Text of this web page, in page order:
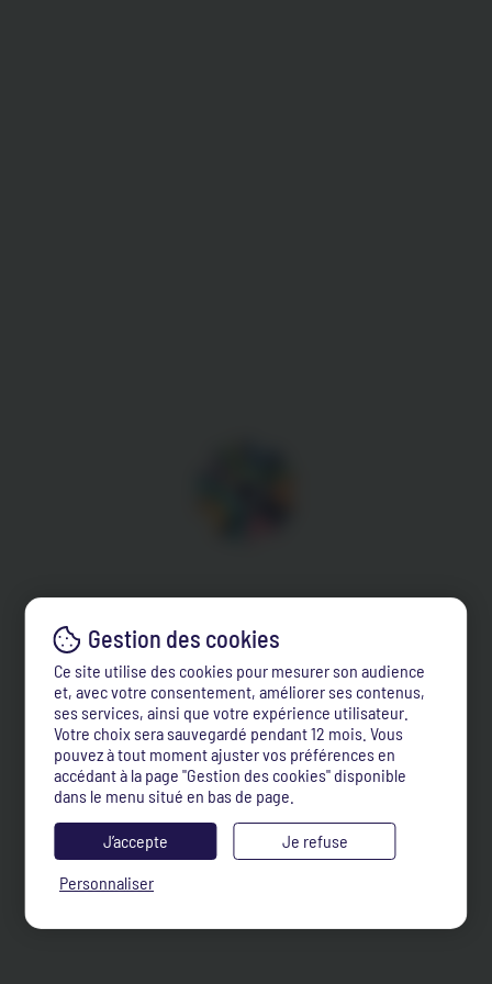
Ce site utilise des cookies pour mesurer son audience
et, avec votre consentement, améliorer ses contenus,
ses services, ainsi que votre expérience utilisateur.
Votre choix sera sauvegardé pendant 12 mois. Vous
pouvez à tout moment ajuster vos préférences en
accédant à la page "Gestion des cookies" disponible
dans le menu situé en bas de page.
J’accepte
Je refuse
Personnaliser